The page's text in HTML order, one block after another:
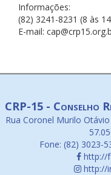
Informações:
(82) 3241-8231 (8 às
E-mail:
CRP-15 - Conselho
Rua Coronel Murilo
Fone: (82) 3023-
http://
http://